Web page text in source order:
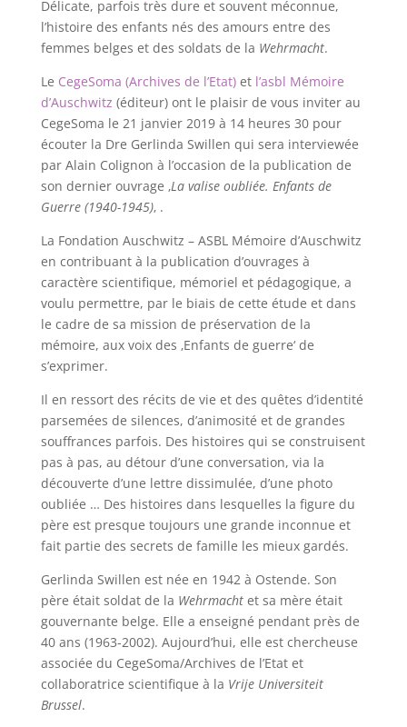
Délicate, parfois très dure et souvent méconnue,
l’histoire des enfants nés des amours entre des
femmes belges et des soldats de la Wehrmacht.
Le CegeSoma (Archives de l’Etat)et l’asbl Mémoire
d’Auschwitz (éditeur) ont le plaisir de vous inviter au
CegeSoma le 21 janvier 2019 à 14 heures 30 pour
écouter la Dre Gerlinda Swillen qui sera interviewée
par Alain Colignon à l’occasion de la publication de
son dernier ouvrage ‚La valise oubliée. Enfants de
Guerre (1940-1945)‚ .
La Fondation Auschwitz – ASBL Mémoire d’Auschwitz
en contribuant à la publication d’ouvrages à
caractère scientifique, mémoriel et pédagogique, a
voulu permettre, par le biais de cette étude et dans
le cadre de sa mission de préservation de la
mémoire, aux voix des ‚Enfants de guerre‘ de
s’exprimer.
Il en ressort des récits de vie et des quêtes d’identité
parsemées de silences, d’animosité et de grandes
souffrances parfois. Des histoires qui se construisent
pas à pas, au détour d’une conversation, via la
découverte d’une lettre dissimulée, d’une photo
oubliée … Des histoires dans lesquelles la figure du
père est presque toujours une grande inconnue et
fait partie des secrets de famille les mieux gardés.
Gerlinda Swillen est née en 1942 à Ostende. Son
père était soldat de la Wehrmachtet sa mère était
gouvernante belge. Elle a enseigné pendant près de
40 ans (1963-2002). Aujourd’hui, elle est chercheuse
associée du CegeSoma/Archives de l’Etat et
collaboratrice scientifique à la Vrije Universiteit
Brussel.